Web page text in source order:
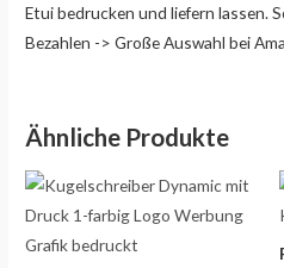
Etui bedrucken und liefern lassen.
Bezahlen -> Große Auswahl bei
Ähnliche Produkte
Preisspanne:
€39,90
bis